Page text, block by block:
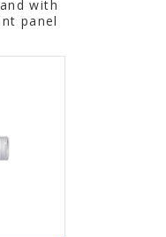
with
panel